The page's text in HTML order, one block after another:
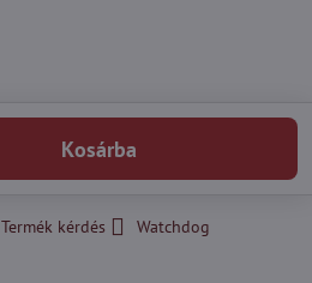
Kosárba
Termék kérdés
Watchdog